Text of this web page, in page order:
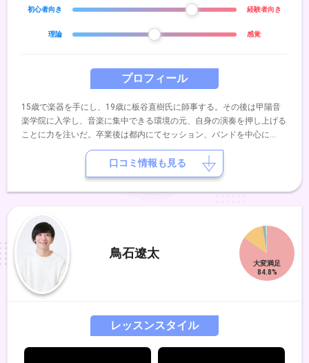
プロフィール
15歳で楽器を手にし、19歳に板谷直樹氏に師事する。その後は甲陽音
楽学院に入学し、音楽に集中できる環境の元、自身の演奏を押し上げる
ことに力を注いだ。卒業後は都内にてセッション、バンドを中心に
R&B,Funk,Pops,Fusion,Jazz等ジャンルを問わず演奏活動を行なってい
初心者向き 経験者向き
理論 感覚
口コミ情報も見る
鳥石遼太
レッスンスタイル